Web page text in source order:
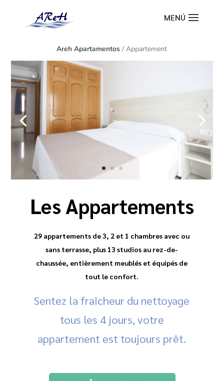
MENÚ
Areh Apartamentos /Appartement
Les Appartements
29 appartements de 3, 2 et 1 chambres avec ou
sans terrasse, plus 13 studios au rez-de-
chaussée, entièrement meublés et équipés de
tout le confort.
Sentez la fraîcheur du nettoyage
tous les 4 jours, votre
appartement est toujours prêt.